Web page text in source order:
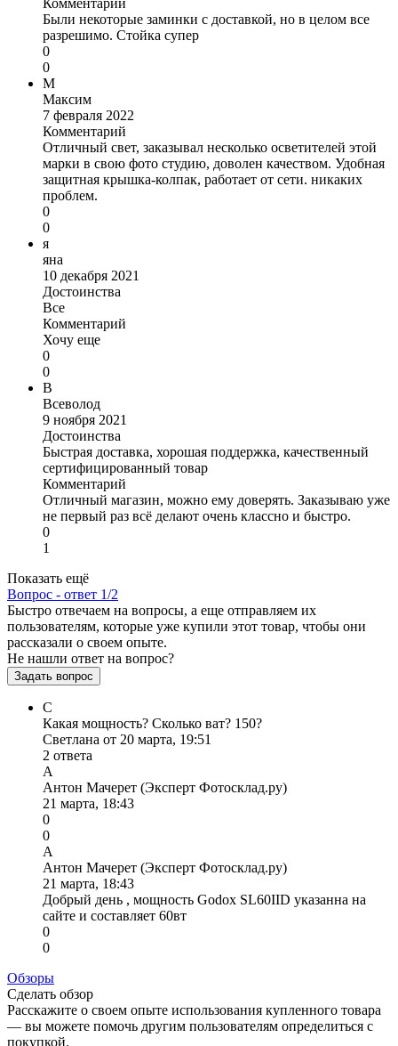
Были некоторые заминки с доставкой, но в целом все
разрешимо. Стойка супер
0
0
М
Максим
7 февраля 2022
Комментарий
Отличный свет, заказывал несколько осветителей этой
марки в свою фото студию, доволен качеством. Удобная
защитная крышка-колпак, работает от сети. никаких
проблем.
0
0
я
яна
10 декабря 2021
Достоинства
Все
Комментарий
Хочу еще
0
0
В
Всеволод
9 ноября 2021
Достоинства
Быстрая доставка, хорошая поддержка, качественный
сертифицированный товар
Комментарий
Отличный магазин, можно ему доверять. Заказываю уже
не первый раз всё делают очень классно и быстро.
0
1
Показать ещё
Вопрос - ответ 1/2
Быстро отвечаем на вопросы, а еще отправляем их
пользователям, которые уже купили этот товар, чтобы они
рассказали о своем опыте.
Не нашли ответ на вопрос?
Задать вопрос
С
Какая мощность? Сколько ват? 150?
Светлана от 20 марта, 19:51
2 ответа
А
Антон Мачерет (Эксперт Фотосклад.ру)
21 марта, 18:43
0
0
А
Антон Мачерет (Эксперт Фотосклад.ру)
21 марта, 18:43
Добрый день , мощность Godox SL60IID указанна на
сайте и составляет 60вт
0
0
Обзоры
Сделать обзор
Расскажите о своем опыте использования купленного товара
— вы можете помочь другим пользователям определиться с
покупкой.